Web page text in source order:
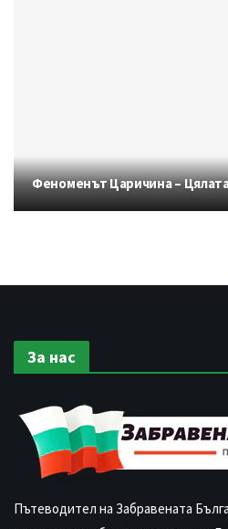
Феноменът Царичина –
За нас
Пътеводител на Забравената